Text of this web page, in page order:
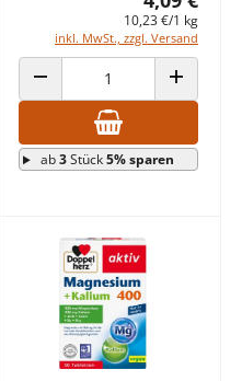
10,23 €/1 kg
inkl. MwSt., zzgl. Versand
ANZAHL VERRINGERN ANZAHL
ab3Stück5% sparen